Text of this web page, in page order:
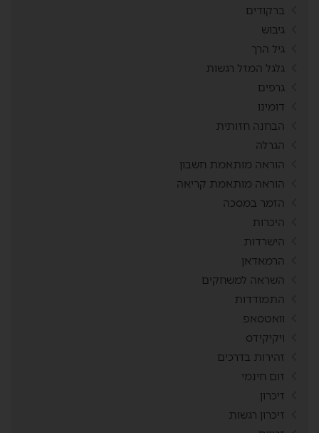
ברקודים
גיבוש
גיל הרך
גלגל המזל רגשות
גרפים
דומינו
הבחנה חזותית
הגרלה
הוראה מותאמת חשבון
הוראה מותאמת קריאה
הזמר במסכה
היכרות
הישרדות
הרמאדאן
השראה למשחקים
התמודדות
וואטסאפ
ויקיקידס
זהירות בדרכים
זום חינמי
זיכרון
זיכרון רגשות